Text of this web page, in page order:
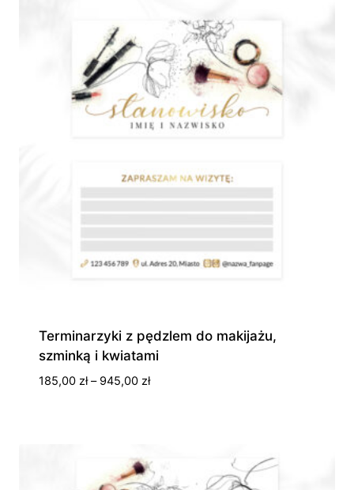
945,00 zł
Terminarzyki z pędzlem do makijażu,
szminką i kwiatami
185,00 zł – 945,00 złZakres
945,00 zł